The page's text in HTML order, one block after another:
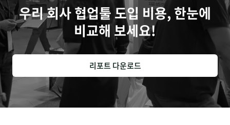
우리 회사 협업툴 도입 비용, 한눈에
비교해 보세요!
리포트 다운로드